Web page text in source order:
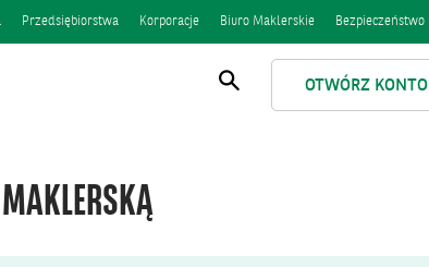
Przedsiębiorstwa Korporacje Biuro Maklerskie Bezpieczeństwo
Otwórz
OTWÓRZ KONTO